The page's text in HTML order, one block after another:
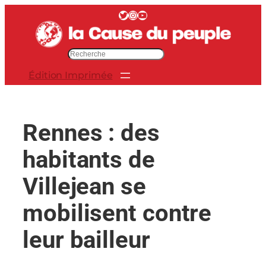
contenu
Twitter InstagramYouTube
e
r
Édition Imprimée
Rennes : des
habitants de
Villejean se
mobilisent contre
leur bailleur